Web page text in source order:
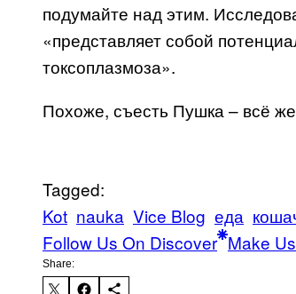
подумайте над этим.
«представляет собой
токсоплазмоза».
Похоже, съесть Пушка – всё
Tagged:
Kot nauka Vice Blog еда
Follow Us On Discover Make
Share: